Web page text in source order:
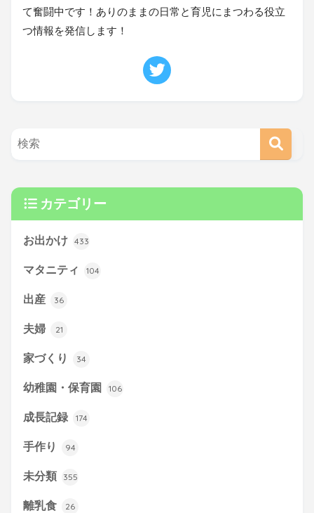
て奮闘中です！ありのままの日常と育児にまつわる役立
つ情報を発信します！
カテゴリー
お出かけ 433
マタニティ 104
出産 36
夫婦 21
家づくり 34
幼稚園・保育園 106
成長記録 174
手作り 94
未分類 355
離乳食 26